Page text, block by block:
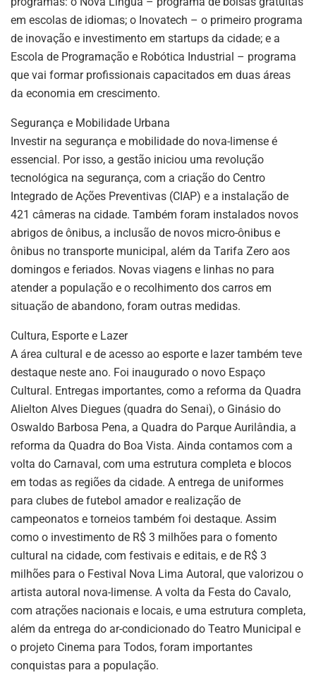
em escolas de idiomas; o Inovatech – o primeiro programa
de inovação e investimento em startups da cidade; e a
Escola de Programação e Robótica Industrial – programa
que vai formar profissionais capacitados em duas áreas
da economia em crescimento.
Segurança e Mobilidade Urbana
Investir na segurança e mobilidade do nova-limense é
essencial. Por isso, a gestão iniciou uma revolução
tecnológica na segurança, com a criação do Centro
Integrado de Ações Preventivas (CIAP) e a instalação de
421 câmeras na cidade. Também foram instalados novos
abrigos de ônibus, a inclusão de novos micro-ônibus e
ônibus no transporte municipal, além da Tarifa Zero aos
domingos e feriados. Novas viagens e linhas no para
atender a população e o recolhimento dos carros em
situação de abandono, foram outras medidas.
Cultura, Esporte e Lazer
A área cultural e de acesso ao esporte e lazer também teve
destaque neste ano. Foi inaugurado o novo Espaço
Cultural. Entregas importantes, como a reforma da Quadra
Alielton Alves Diegues (quadra do Senai), o Ginásio do
Oswaldo Barbosa Pena, a Quadra do Parque Aurilândia, a
reforma da Quadra do Boa Vista. Ainda contamos com a
volta do Carnaval, com uma estrutura completa e blocos
em todas as regiões da cidade. A entrega de uniformes
para clubes de futebol amador e realização de
campeonatos e torneios também foi destaque. Assim
como o investimento de R$ 3 milhões para o fomento
cultural na cidade, com festivais e editais, e de R$ 3
milhões para o Festival Nova Lima Autoral, que valorizou o
artista autoral nova-limense. A volta da Festa do Cavalo,
com atrações nacionais e locais, e uma estrutura completa,
além da entrega do ar-condicionado do Teatro Municipal e
o projeto Cinema para Todos, foram importantes
conquistas para a população.